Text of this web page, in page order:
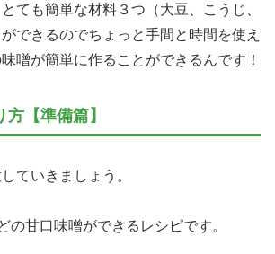
ても簡単な材料３つ（大豆、こうじ、
できるのでちょっと手間と時間を使え
噌が簡単に作ることができるんです！
【準備篇】
ていきましょう。
の甘口味噌ができるレシピです。